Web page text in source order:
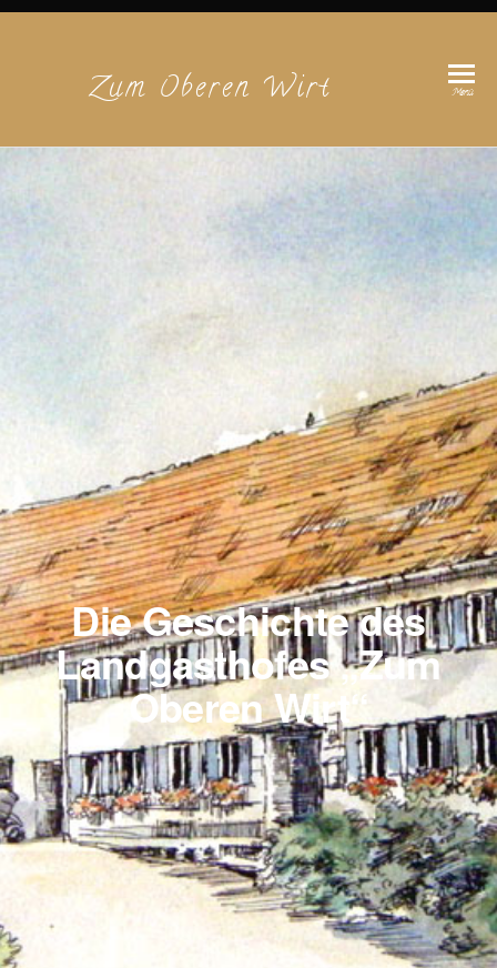
Zum Oberen Wirt Menü
Die Geschichte des
Landgasthofes „Zum
Oberen Wirt“